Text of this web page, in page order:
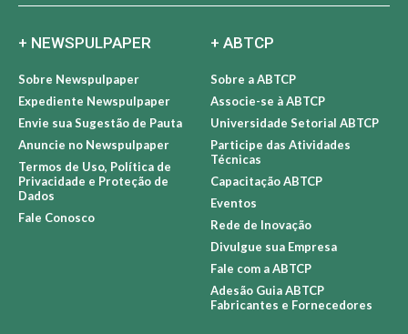
+ NEWSPULPAPER
Sobre Newspulpaper
Expediente Newspulpaper
Envie sua Sugestão de Pauta
Anuncie no Newspulpaper
Termos de Uso, Política de
Privacidade e Proteção de
Dados
Fale Conosco
+ ABTCP
Sobre a ABTCP
Associe-se à ABTCP
Universidade Setorial ABTCP
Participe das Atividades
Técnicas
Capacitação ABTCP
Eventos
Rede de Inovação
Divulgue sua Empresa
Fale com a ABTCP
Adesão Guia ABTCP
Fabricantes e Fornecedores